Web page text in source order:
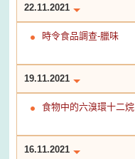
22.11.2021
時令食品調查-臘味
19.11.2021
食物中的六溴環十二烷
16.11.2021